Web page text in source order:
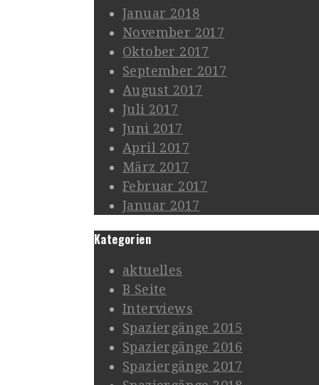
Januar 2018
November 2017
Oktober 2017
September 2017
August 2017
Juli 2017
Juni 2017
April 2017
März 2017
Februar 2017
Januar 2017
Kategorien
aktuelles
B Seite
Interviews
Spaziergänge 2015
Spaziergänge 2016
Spaziergänge 2017